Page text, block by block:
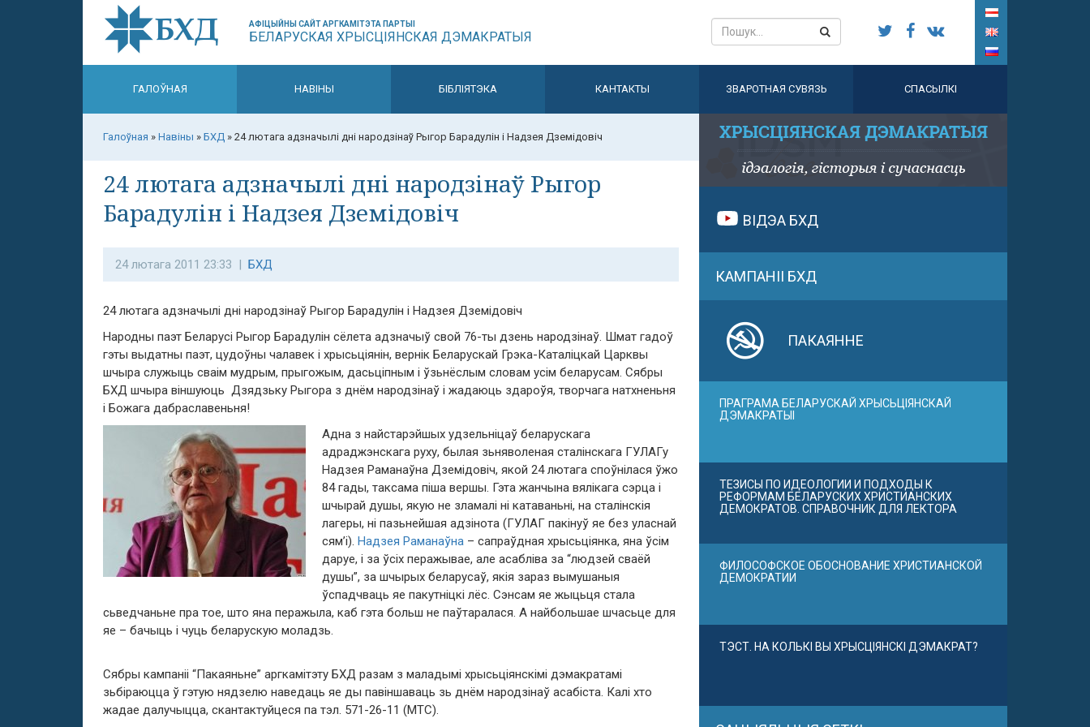
АФІЦЫЙНЫ САЙТ АРГКАМІТЭТА ПАРТЫІ
БЕЛАРУСКАЯ ХРЫСЦІЯНСКАЯ ДЭМАКРАТЫЯ
ГАЛОЎНАЯ НАВІНЫ БІБЛІЯТЭКА КАНТАКТЫ ЗВАРОТНАЯ СУВЯЗЬ СПАСЫЛКІ
Галоўная » Навіны » БХД » 24 лютага адзначылі дні народзінаў Рыгор Барадулін і Надзея Дземідовіч
24 лютага адзначылі дні народзінаў Рыгор
Барадулін і Надзея Дземідовіч
24 лютага 2011 23:33 | БХД
24 лютага адзначылі дні народзінаў Рыгор Барадулін і Надзея Дземідовіч
Народны паэт Беларусі Рыгор Барадулін сёлета адзначыў свой 76-ты дзень народзінаў. Шмат гадоў
гэты выдатны паэт, цудоўны чалавек і хрысьціянін, вернік Беларускай Грэка-Каталіцкай Царквы
шчыра служыць сваім мудрым, прыгожым, дасьціпным і ўзьнёслым словам усім беларусам. Сябры
БХД шчыра віншуюць Дзядзьку Рыгора з днём народзінаў і жадаюць здароўя, творчага натхненьня
і Божага дабраславеньня!
Адна з найстарэйшых удзельніцаў беларускага
адраджэнскага руху, былая зьняволеная сталінскага ГУЛАГу
Надзея Раманаўна Дземідовіч, якой 24 лютага споўнілася ўжо
84 гады, таксама піша вершы. Гэта жанчына вялікага сэрца і
шчырай душы, якую не зламалі ні катаваньні, на сталінскія
лагеры, ні пазьнейшая адзінота (ГУЛАГ пакінуў яе без уласнай
сям’і). Надзея Раманаўна – сапраўдная хрысьціянка, яна ўсім
даруе, і за ўсіх перажывае, але асабліва за “людзей сваёй
душы”, за шчырых беларусаў, якія зараз вымушаныя
ўспадчваць яе пакутніцкі лёс. Сэнсам яе жыцьця стала
сьведчаньне пра тое, што яна перажыла, каб гэта больш не паўтаралася. А найбольшае шчасьце для
яе – бачыць і чуць беларускую моладзь.
Сябры кампаніі “Пакаяньне” аргкамітэту БХД разам з маладымі хрысьціянскімі дэмакратамі
зьбіраюцца ў гэтую нядзелю наведаць яе ды павіншаваць зь днём народзінаў асабіста. Калі хто
жадае далучыцца, скантактуйцеся па тэл. 571-26-11 (МТС).
ВІДЭА БХД
КАМПАНІІ БХД
ПАКАЯННЕ
ПРАГРАМА БЕЛАРУСКАЙ ХРЫСЬЦІЯНСКАЙ
ДЭМАКРАТЫІ
ТЕЗИСЫ ПО ИДЕОЛОГИИ И ПОДХОДЫ К
РЕФОРМАМ БЕЛАРУСКИХ ХРИСТИАНСКИХ
ДЕМОКРАТОВ. СПРАВОЧНИК ДЛЯ ЛЕКТОРА
ФИЛОСОФСКОЕ ОБОСНОВАНИЕ ХРИСТИАНСКОЙ
ДЕМОКРАТИИ
ТЭСТ. НА КОЛЬКІ ВЫ ХРЫСЦІЯНСКІ ДЭМАКРАТ?